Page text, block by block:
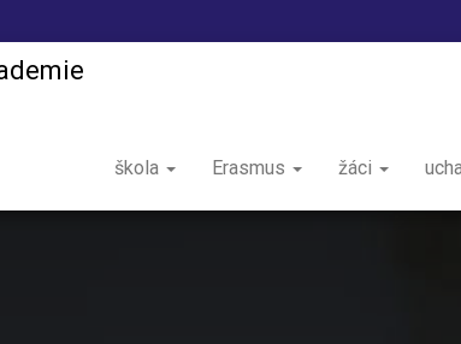
škola Erasmus žáci